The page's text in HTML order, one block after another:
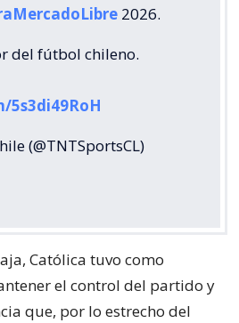
2026.
del fútbol chileno.
(@TNTSportsCL)
Católica tuvo como
el control del partido y
que, por lo estrecho del